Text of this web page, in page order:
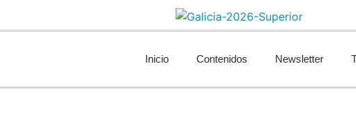
Inicio Contenidos Newsletter